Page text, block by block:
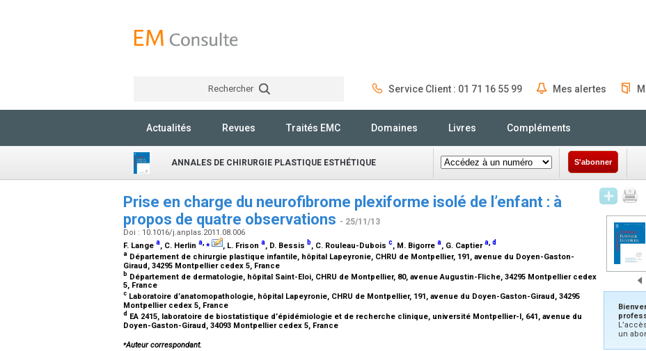
Rechercher Service Client : 01 71 16 55 99 Mes alertes
Actualités Revues Traités EMC Domaines Livres Compléments
ANNALES DE CHIRURGIE PLASTIQUE ESTHÉTIQUE S'abonner
Prise en charge du neurofibrome plexiforme isolé de l’enfant : à
propos de quatre observations - 25/11/13
Doi : 10.1016/j.anplas.2011.08.006
F. Lange a, C. Herlin a,⁎ , L. Frison a, D. Bessis b, C. Rouleau-Dubois c, M. Bigorre a, G. Captiera,d
a Département de chirurgie plastique infantile, hôpital Lapeyronie, CHRU de Montpellier, 191, avenue du Doyen-Gaston-
Giraud, 34295 Montpellier cedex 5, France
b Département de dermatologie, hôpital Saint-Eloi, CHRU de Montpellier, 80, avenue Augustin-Fliche, 34295 Montpellier cedex
5, France
c Laboratoire d’anatomopathologie, hôpital Lapeyronie, CHRU de Montpellier, 191, avenue du Doyen-Gaston-Giraud, 34295
Montpellier cedex 5, France
d EA 2415, laboratoire de biostatistique d’épidémiologie et de recherche clinique, université Montpellier-I, 641, avenue du
Doyen-Gaston-Giraud, 34093 Montpellier cedex 5, France
⁎Auteur correspondant.
un